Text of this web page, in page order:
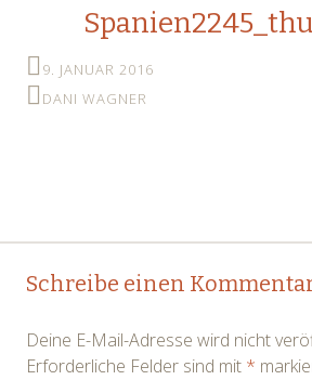
9. JANUAR 2016
DANI WAGNER
Post
Schreibe einen
Deine E-Mail-Adresse wird nicht
Erforderliche Felder sind mit *